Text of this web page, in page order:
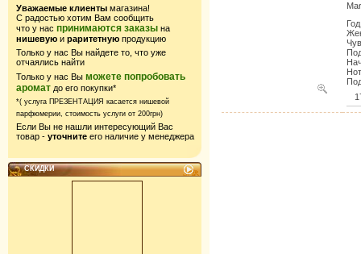
Уважаемые клиенты магазина!
С радостью хотим Вам сообщить
что у нас принимаются заказы на
нишевую и раритетную продукцию
Только у нас Вы найдете то, что уже
отчаялись найти
Только у нас Вы можете попробовать
аромат до его покупки*
*( услуга ПРЕЗЕНТАЦИЯ касается нишевой
парфюмерии, стоимость услуги от 200грн)
Если Вы не нашли интересующий Вас
товар - уточните его наличие у менеджера
СКИДКИ